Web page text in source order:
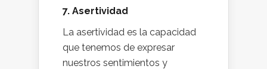
7. Asertividad
La asertividad es la capacidad
que tenemos de expresar
nuestros sentimientos y